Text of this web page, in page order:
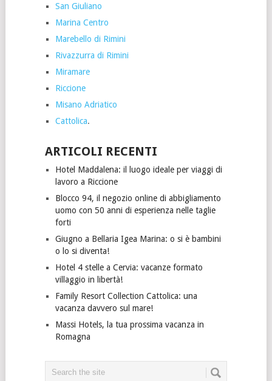
San Giuliano
Marina Centro
Marebello di Rimini
Rivazzurra di Rimini
Miramare
Riccione
Misano Adriatico
Cattolica.
ARTICOLI RECENTI
Hotel Maddalena: il luogo ideale per viaggi di
lavoro a Riccione
Blocco 94, il negozio online di abbigliamento
uomo con 50 anni di esperienza nelle taglie
forti
Giugno a Bellaria Igea Marina: o si è bambini
o lo si diventa!
Hotel 4 stelle a Cervia: vacanze formato
villaggio in libertà!
Family Resort Collection Cattolica: una
vacanza davvero sul mare!
Massi Hotels, la tua prossima vacanza in
Romagna